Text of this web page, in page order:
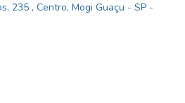
235 , Centro, Mogi Guaçu - SP -